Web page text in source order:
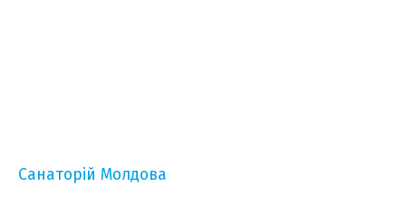
Санаторій Молдова